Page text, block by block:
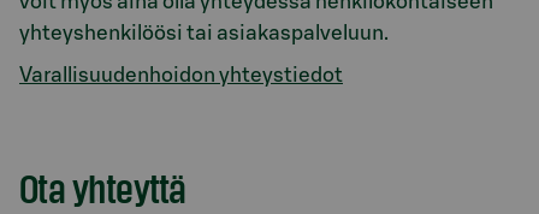
yhteyshenkilöösi tai asiakaspalveluun.
Varallisuudenhoidon yhteystiedot
Ota yhteyttä